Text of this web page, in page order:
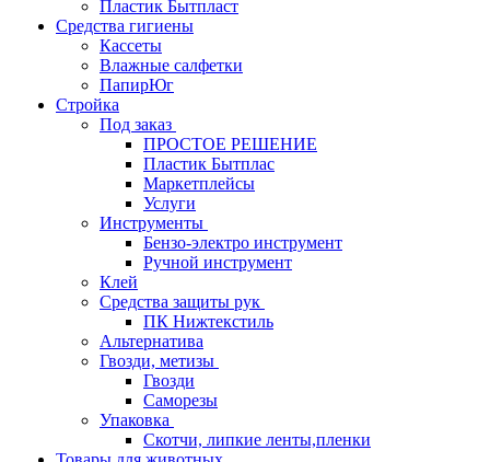
Пластик Бытпласт
Средства гигиены
Кассеты
Влажные салфетки
ПапирЮг
Стройка
Под заказ
ПРОСТОЕ РЕШЕНИЕ
Пластик Бытплас
Маркетплейсы
Услуги
Инструменты
Бензо-электро инструмент
Ручной инструмент
Клей
Средства защиты рук
ПК Нижтекстиль
Альтернатива
Гвозди, метизы
Гвозди
Саморезы
Упаковка
Скотчи, липкие ленты,пленки